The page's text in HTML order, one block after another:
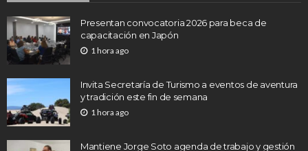
Presentan convocatoria 2026 para beca de
capacitación en Japón
1 hora ago
Invita Secretaría de Turismo a eventos de aventura
y tradición este fin de semana
1 hora ago
Mantiene Jorge Soto agenda de trabajo y gestión